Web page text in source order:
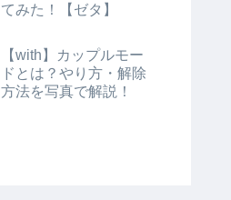
てみた！【ゼタ】
【with】カップルモー
ドとは？やり方・解除
方法を写真で解説！